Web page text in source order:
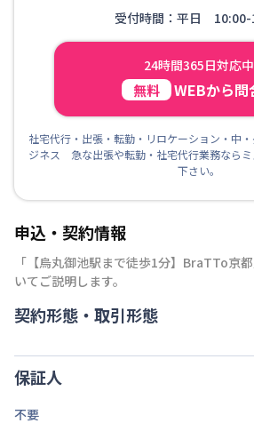
受付時間：平日 10:00-
24時間365日対応中
無料 WEBから問
社宅代行・出張・転勤・リロケーション・中
ジネス 急な出張や転勤・社宅代行業務なら
下さい。
申込・契約情報
「 【烏丸御池駅まで徒歩1分】BraTTo京
いてご説明します。
契約形態・取引形態
保証人
不要